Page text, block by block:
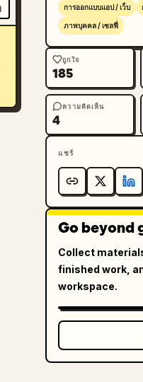
การออกแบบแอป / เว็บ
ภาพบุคคล / เซลฟี่
ถูกใจ
185
ความคิดเห็น
4
แชร์
Go beyond
Collect
finished work,
workspace.